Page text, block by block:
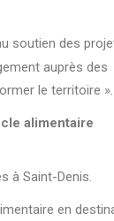
soutien des
auprès des
le territoire ».
alimentaire
à Saint-Denis.
en